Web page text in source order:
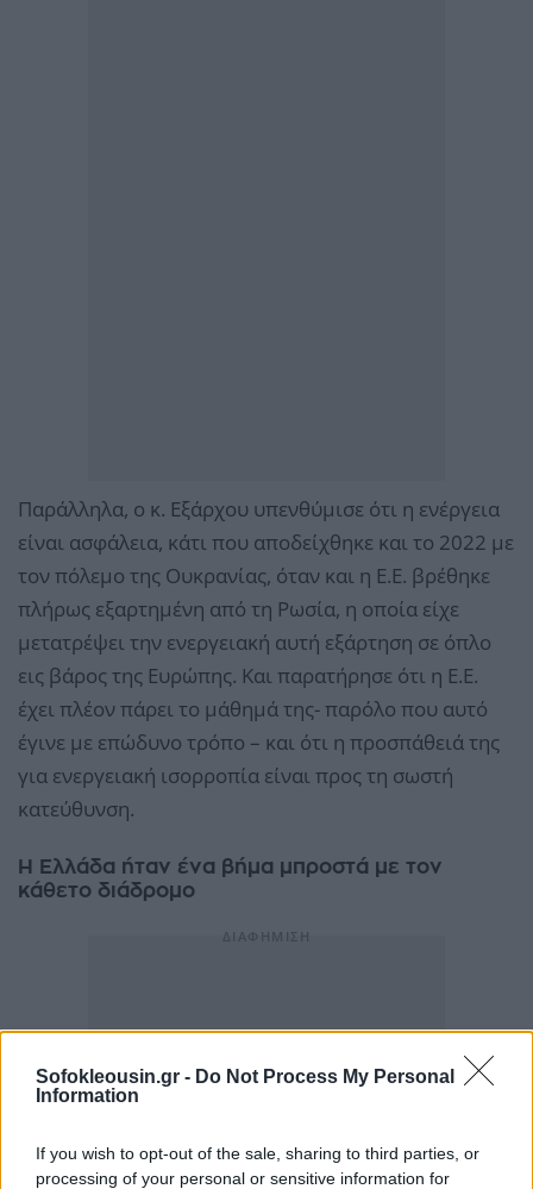
Sofokleousin.gr - Do Not Process My Personal
Information
If you wish to opt-out of the sale, sharing to third parties, or
processing of your personal or sensitive information for
Παράλληλα, ο κ. Εξάρχου υπενθύμισε ότι η ενέργεια
είναι ασφάλεια, κάτι που αποδείχθηκε και το 2022 με
τον πόλεμο της Ουκρανίας, όταν και η Ε.Ε. βρέθηκε
πλήρως εξαρτημένη από τη Ρωσία, η οποία είχε
μετατρέψει την ενεργειακή αυτή εξάρτηση σε όπλο
εις βάρος της Ευρώπης. Και παρατήρησε ότι η Ε.Ε.
έχει πλέον πάρει το μάθημά της- παρόλο που αυτό
έγινε με επώδυνο τρόπο – και ότι η προσπάθειά της
για ενεργειακή ισορροπία είναι προς τη σωστή
κατεύθυνση.
Η Ελλάδα ήταν ένα βήμα μπροστά με τον
κάθετο διάδρομο